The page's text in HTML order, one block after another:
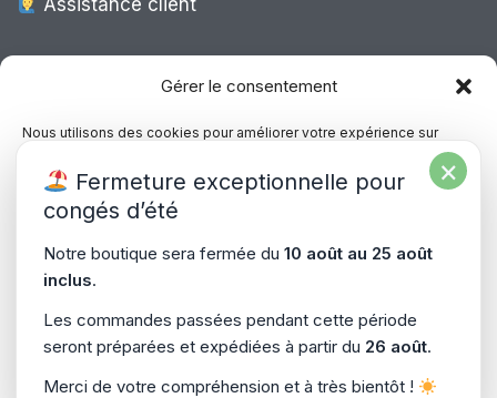
Gérer le consentement
Nous utilisons des cookies pour améliorer votre expérience sur
notre site, analyser le trafic et proposer des contenus personnalisés.
Vous pouvez accepter, refuser ou gérer vos préférences à tout
moment.
Gérer les services
Accepter
Expédition Europe
Livraison rapide dans toute l’Europe via
“ Mondial Relay
Copyright © 2026PiecesPC.fr| Développement & Design
×
Fermeture exceptionnelle pour
congés d’été
Notre boutique sera fermée du 10 août au 25 août
inclus.
Les commandes passées pendant cette période
seront préparées et expédiées à partir du 26 août.
Merci de votre compréhension et à très bientôt !